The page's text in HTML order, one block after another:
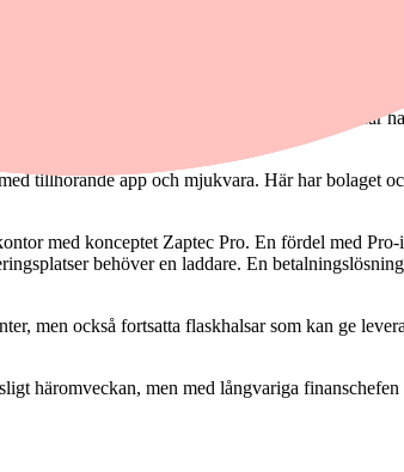
exponering mot laddare för elfordon.
2020.
ökar snabbt och står nu för ungefär
tillhörande app och mjukvara. Här har bolaget
med konceptet Zaptec Pro. En fördel med
behöver en laddare. En
men också fortsatta flaskhalsar som kan ge
häromveckan, men med långvariga